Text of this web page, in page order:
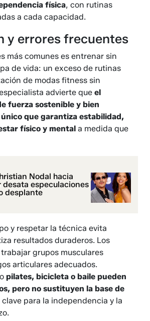
física, con rutinas
a cada capacidad.
y errores frecuentes
más comunes es entrenar sin
de vida: un exceso de rutinas
de modas fitness sin
advierte queel
fuerza sostenible y bien
que garantiza estabilidad,
físico y mental a medida que
Nodal hacia
desata especulaciones
desplante
y respetar la técnica evita
resultados duraderos. Los
grupos musculares
articulares adecuados.
pilates, bicicleta o baile pueden
pero no sustituyen la base de
clave para la independencia y la